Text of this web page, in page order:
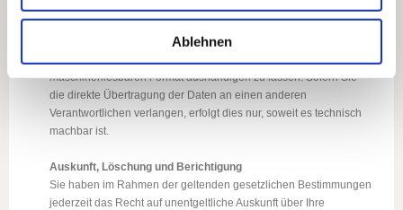
Ablehnen
Sie haben das Recht, Daten, die wir auf Grundlage Ihrer
Einwilligung oder in Erfüllung eines Vertrags automatisiert
verarbeiten, an sich oder an einen Dritten in einem gängigen,
maschinenlesbaren Format aushändigen zu lassen. Sofern Sie
die direkte Übertragung der Daten an einen anderen
Verantwortlichen verlangen, erfolgt dies nur, soweit es technisch
machbar ist.
Auskunft, Löschung und Berichtigung
Sie haben im Rahmen der geltenden gesetzlichen Bestimmungen
jederzeit das Recht auf unentgeltliche Auskunft über Ihre